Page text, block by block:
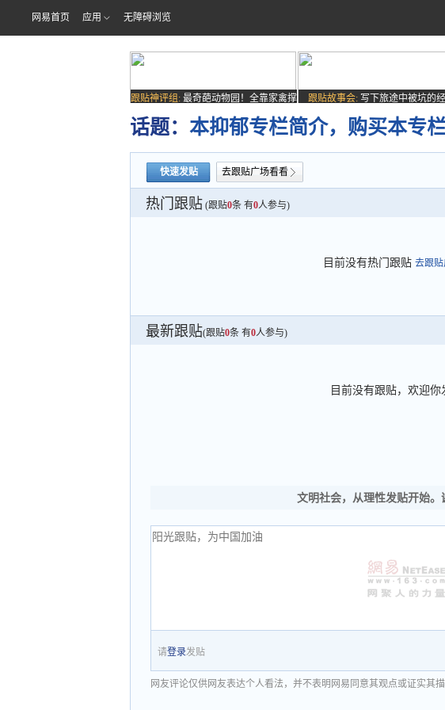
网易首页 应用 无障碍浏览
跟贴神评组: 最奇葩动物园！全靠家禽撑
场子
跟贴故事会: 写下旅途中被坑的
话题： 本抑郁专栏简介，购买本专
快速发贴 去跟贴广场看看
热门跟贴 (跟贴0条 有0人参与)
目前没有热门跟贴 去跟
最新跟贴(跟贴0条 有0人参与)
目前没有跟贴，欢迎你
文明社会，从理性发贴开始。
请登录发贴
网友评论仅供网友表达个人看法，并不表明网易同意其观点或证实其